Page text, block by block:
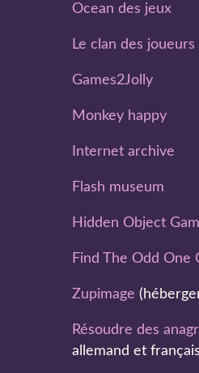
Ocean des jeux
Le clan des joueurs
Games2Jolly
Monkey happy
Internet archive
Flash museum
Hidden Object
Find The Odd One
Zupimage
Résoudre des
allemand et